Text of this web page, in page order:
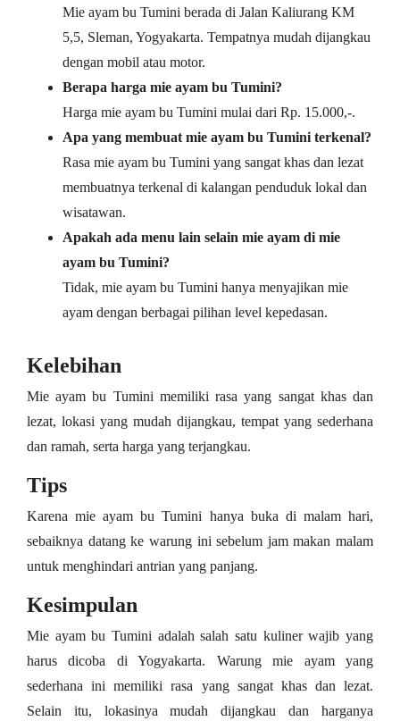
Mie ayam bu Tumini berada di Jalan Kaliurang KM
5,5, Sleman, Yogyakarta. Tempatnya mudah dijangkau
dengan mobil atau motor.
Berapa harga mie ayam bu Tumini?
Harga mie ayam bu Tumini mulai dari Rp. 15.000,-.
Apa yang membuat mie ayam bu Tumini terkenal?
Rasa mie ayam bu Tumini yang sangat khas dan lezat
membuatnya terkenal di kalangan penduduk lokal dan
wisatawan.
Apakah ada menu lain selain mie ayam di mie
ayam bu Tumini?
Tidak, mie ayam bu Tumini hanya menyajikan mie
ayam dengan berbagai pilihan level kepedasan.
Kelebihan
Mie ayam bu Tumini memiliki rasa yang sangat khas dan
lezat, lokasi yang mudah dijangkau, tempat yang sederhana
dan ramah, serta harga yang terjangkau.
Tips
Karena mie ayam bu Tumini hanya buka di malam hari,
sebaiknya datang ke warung ini sebelum jam makan malam
untuk menghindari antrian yang panjang.
Kesimpulan
Mie ayam bu Tumini adalah salah satu kuliner wajib yang
harus dicoba di Yogyakarta. Warung mie ayam yang
sederhana ini memiliki rasa yang sangat khas dan lezat.
Selain itu, lokasinya mudah dijangkau dan harganya